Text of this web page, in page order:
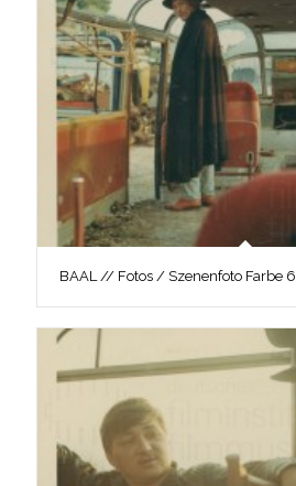
BAAL // Fotos / Szenenfoto Farbe 6